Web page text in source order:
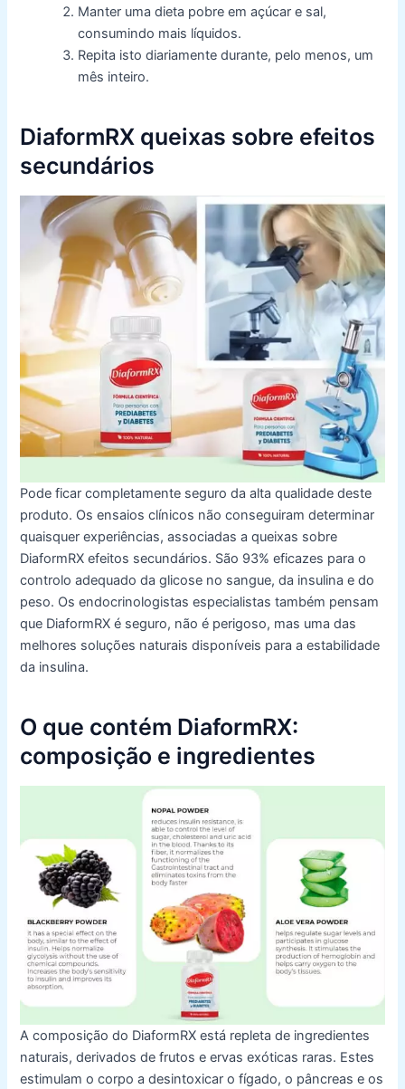
Manter uma dieta pobre em açúcar e sal,
consumindo mais líquidos.
Repita isto diariamente durante, pelo menos, um
mês inteiro.
DiaformRX queixas sobre efeitos
secundários
Pode ficar completamente seguro da alta qualidade deste
produto. Os ensaios clínicos não conseguiram determinar
quaisquer experiências, associadas a queixas sobre
DiaformRX efeitos secundários. São 93% eficazes para o
controlo adequado da glicose no sangue, da insulina e do
peso. Os endocrinologistas especialistas também pensam
que DiaformRXé seguro, não é perigoso, mas uma das
melhores soluções naturais disponíveis para a estabilidade
da insulina.
O que contém DiaformRX:
composição e ingredientes
A composição do DiaformRX está repleta de ingredientes
naturais, derivados de frutos e ervas exóticas raras. Estes
estimulam o corpo a desintoxicar o fígado, o pâncreas e os